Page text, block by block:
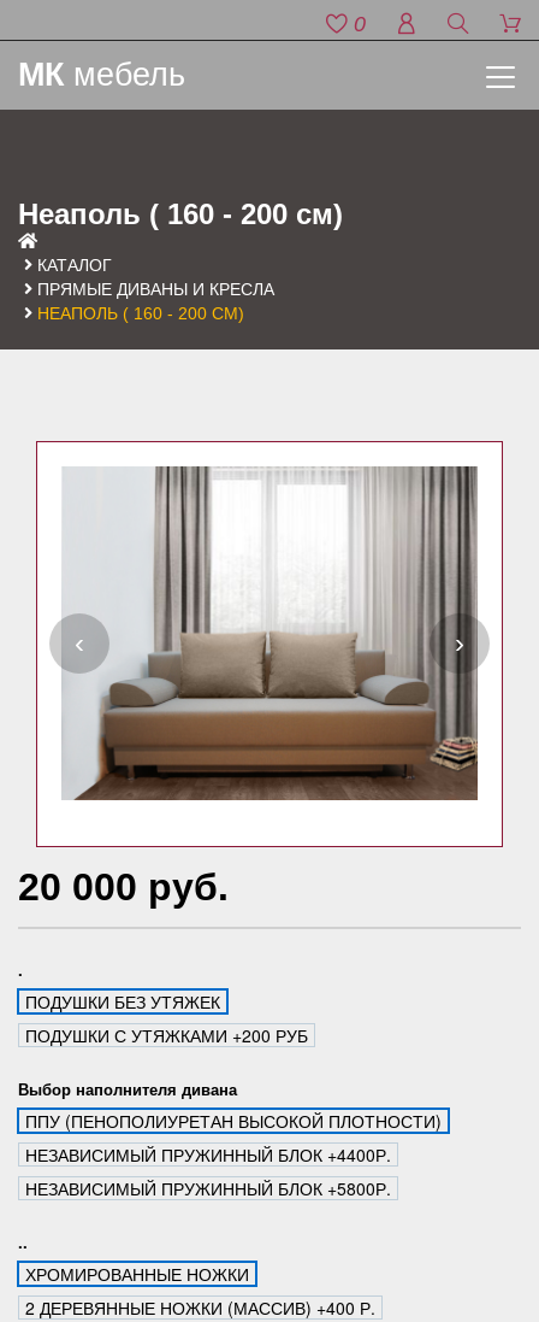
0
МК мебель
Неаполь ( 160 - 200 см)
КАТАЛОГ
ПРЯМЫЕ ДИВАНЫ И КРЕСЛА
НЕАПОЛЬ ( 160 - 200 СМ)
‹ ›
20 000 руб.
.
ПОДУШКИ БЕЗ УТЯЖЕК
ПОДУШКИ С УТЯЖКАМИ +200 РУБ
Выбор наполнителя дивана
ППУ (ПЕНОПОЛИУРЕТАН ВЫСОКОЙ ПЛОТНОСТИ)
НЕЗАВИСИМЫЙ ПРУЖИННЫЙ БЛОК +4400Р.
НЕЗАВИСИМЫЙ ПРУЖИННЫЙ БЛОК +5800Р.
..
ХРОМИРОВАННЫЕ НОЖКИ
2 ДЕРЕВЯННЫЕ НОЖКИ (МАССИВ) +400 Р.